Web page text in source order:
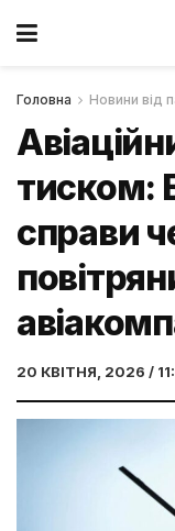
Головна Новини від
тиском:
справи
20 КВІТНЯ, 2026 /